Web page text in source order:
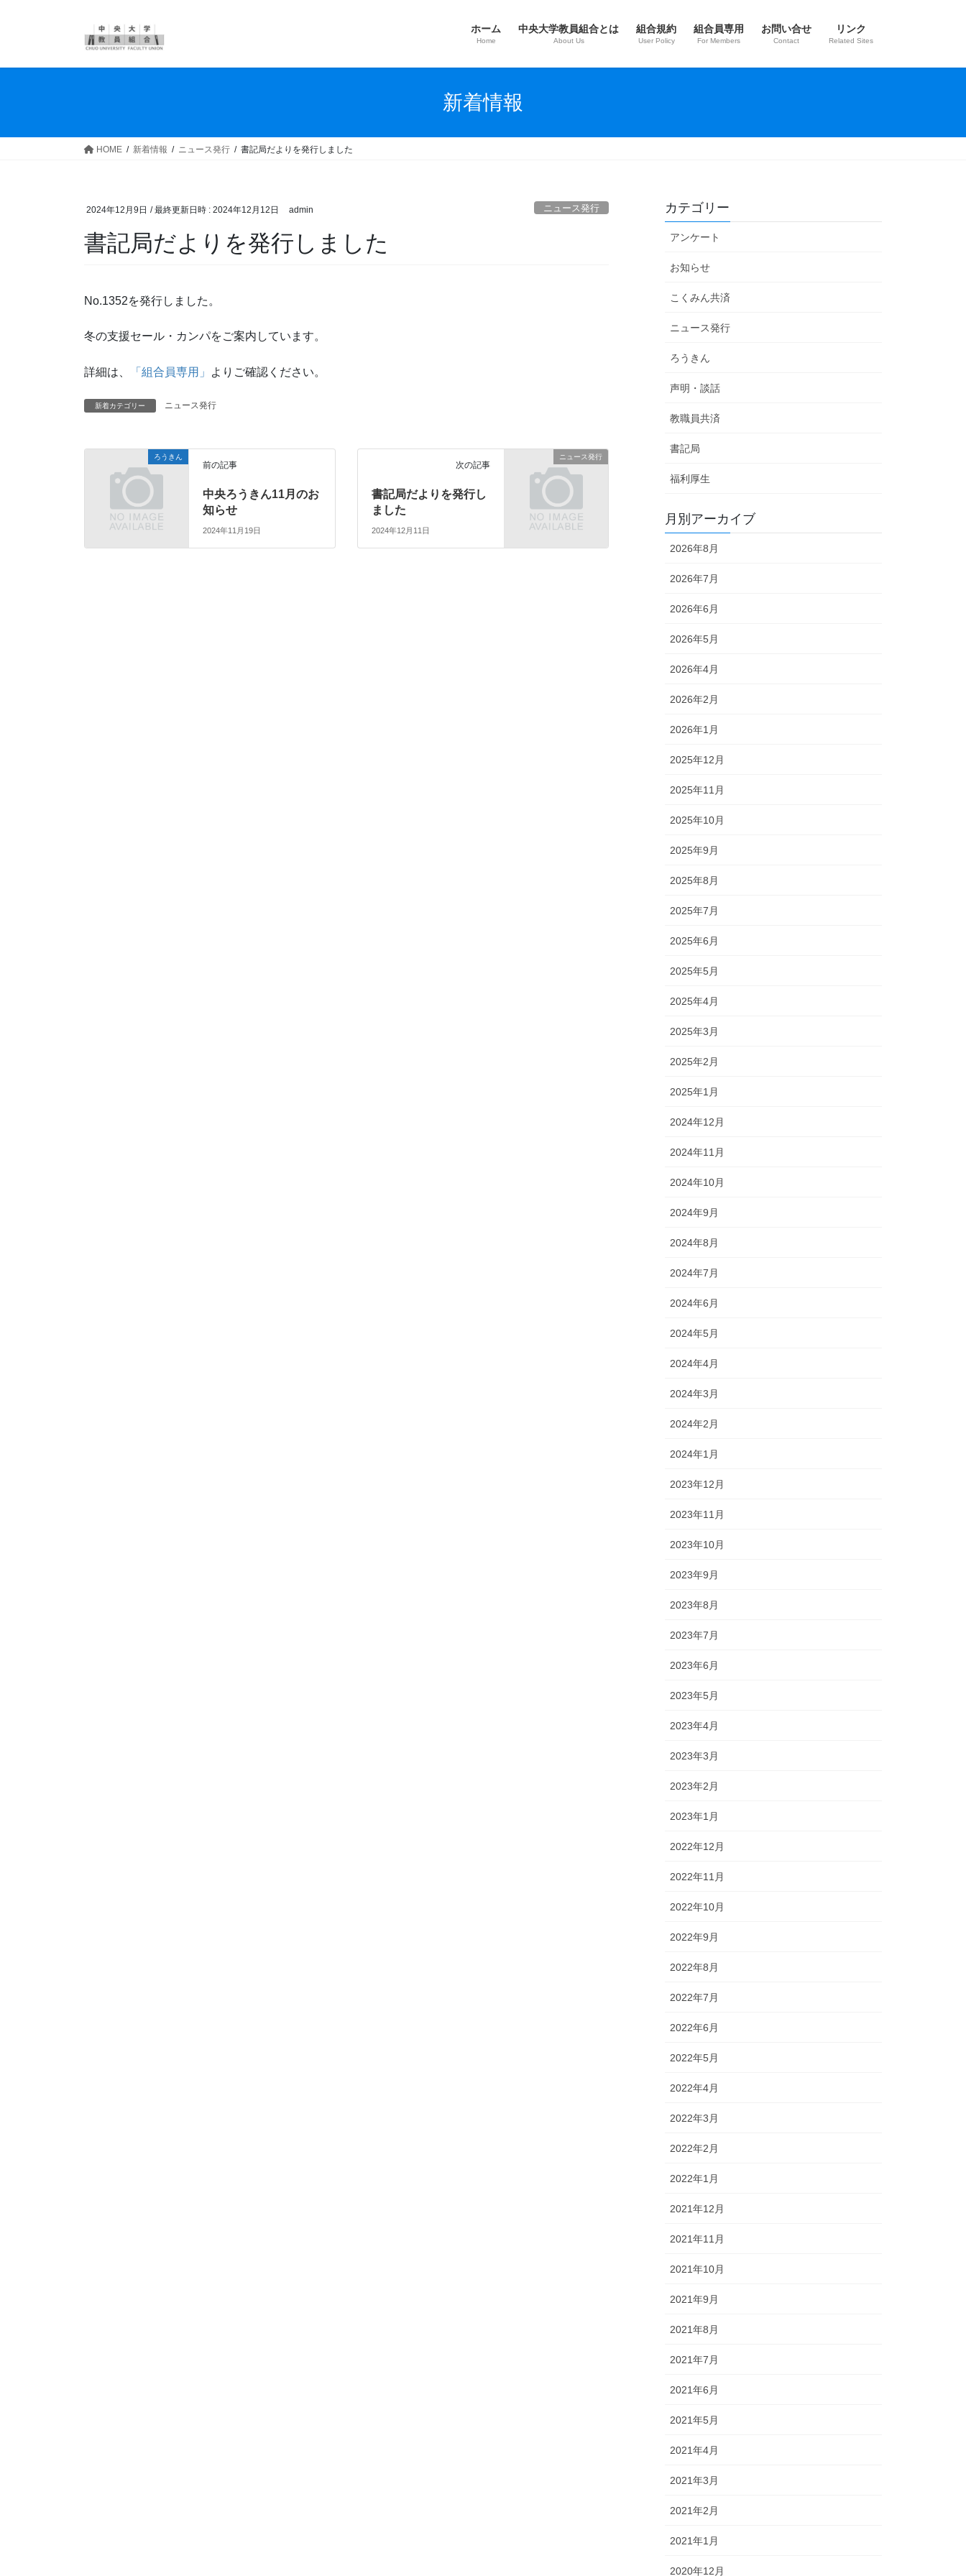
ホーム
Home
中央大学教員組合とは
About Us
組合規約
User Policy
組合員専用
For Members
お問い合せ
Contact
リンク
Related Sites
新着情報
HOME 新着情報 ニュース発行 書記局だよりを発行しました
2024年12月9日 / 最終更新日時 : 2024年12月12日 admin ニュース発行
書記局だよりを発行しました
No.1352を発行しました。
冬の支援セール・カンパをご案内しています。
詳細は、 「組合員専用」 よりご確認ください。
新着カテゴリー ニュース発行
ろうきん
前の記事
中央ろうきん11月のお
知らせ
2024年11月19日
ニュース発行
次の記事
書記局だよりを発行し
ました
2024年12月11日
カテゴリー
アンケート
お知らせ
こくみん共済
ニュース発行
ろうきん
声明・談話
教職員共済
書記局
福利厚生
月別アーカイブ
2026年8月
2026年7月
2026年6月
2026年5月
2026年4月
2026年2月
2026年1月
2025年12月
2025年11月
2025年10月
2025年9月
2025年8月
2025年7月
2025年6月
2025年5月
2025年4月
2025年3月
2025年2月
2025年1月
2024年12月
2024年11月
2024年10月
2024年9月
2024年8月
2024年7月
2024年6月
2024年5月
2024年4月
2024年3月
2024年2月
2024年1月
2023年12月
2023年11月
2023年10月
2023年9月
2023年8月
2023年7月
2023年6月
2023年5月
2023年4月
2023年3月
2023年2月
2023年1月
2022年12月
2022年11月
2022年10月
2022年9月
2022年8月
2022年7月
2022年6月
2022年5月
2022年4月
2022年3月
2022年2月
2022年1月
2021年12月
2021年11月
2021年10月
2021年9月
2021年8月
2021年7月
2021年6月
2021年5月
2021年4月
2021年3月
2021年2月
2021年1月
2020年12月